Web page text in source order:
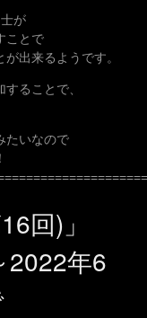
が
ことで
出来るようです。
ることで、
たいなので
回)」
2022年6